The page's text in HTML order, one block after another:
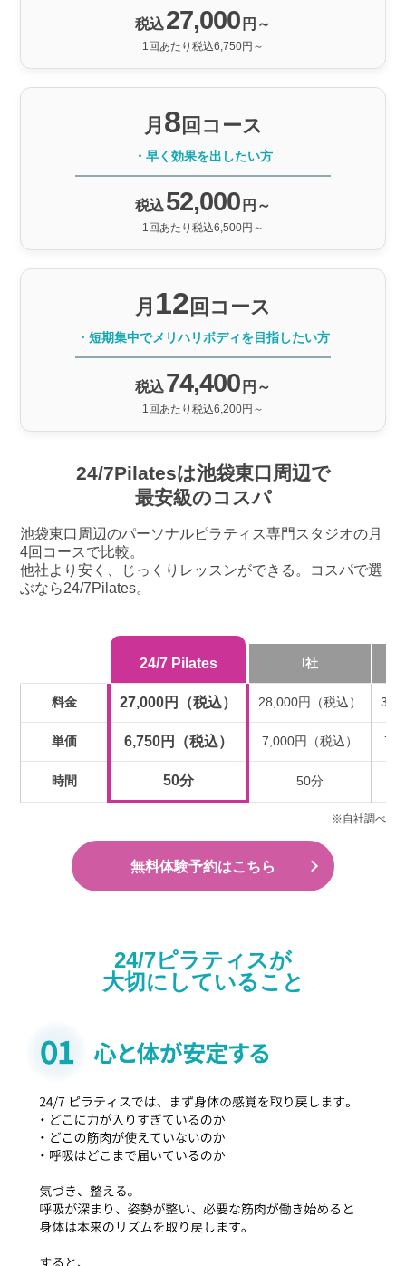
税込 27,000 円～
1回あたり税込6,750円～
月 8 回コース
・早く効果を出したい方
税込 52,000 円～
1回あたり税込6,500円～
月 12 回コース
・短期集中でメリハリボディを目指したい方
税込 74,400 円～
1回あたり税込6,200円～
24/7Pilatesは池袋東口周辺で
最安級のコスパ
池袋東口周辺のパーソナルピラティス専門スタジオの月
4回コースで比較。
他社より安く、じっくりレッスンができる。コスパで選
ぶなら24/7Pilates。
24/7 Pilates I社
料金 27,000円（税込） 28,000円（税込）
単価 6,750円（税込） 7,000円（税込）
時間 50分 50分
※自社調べ
無料体験予約はこちら
24/7ピラティスが
大切にしていること